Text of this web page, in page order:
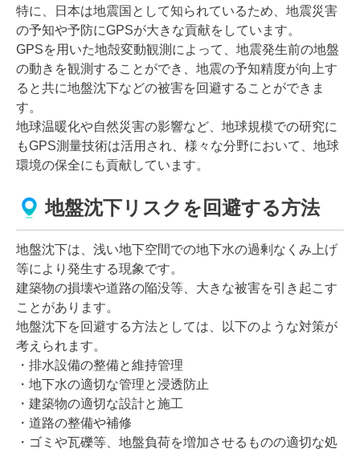
特に、日本は地震国として知られているため、地震災害
の予知や予防にGPSが大きな貢献をしています。
GPSを用いた地殻変動観測によって、地震発生前の地盤
の動きを観測することができ、地震の予知精度が向上す
ると共に地盤沈下などの被害を回避することができま
す。
地球温暖化や自然災害の影響など、地球規模での研究に
もGPS測量技術は活用され、様々な分野において、地球
環境の保全にも貢献しています。
地盤沈下リスクを回避する方法
地盤沈下は、浅い地下空間での地下水の過剰なくみ上げ
等により発生する現象です。
建築物の損壊や道路の陥没等、大きな被害を引き起こす
ことがあります。
地盤沈下を回避する方法としては、以下のような対策が
考えられます。
・排水設備の整備と維持管理
・地下水の適切な管理と浸透防止
・建築物の適切な設計と施工
・道路の整備や補修
・ゴミや瓦礫等、地盤負荷を増加させるものの適切な処